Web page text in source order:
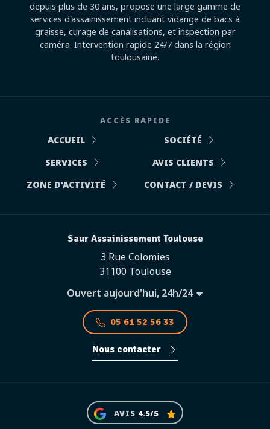
depuis plus de 30 ans, propose une large gamme de
services d'assainissement incluant vidange de bacs à
graisse, curage de canalisations, et inspection par
caméra. Intervention rapide 24/7 dans la région
toulousaine.
ACCÈS RAPIDE
ACCUEIL
SOCIÉTÉ
SERVICES
AVIS CLIENTS
ZONE D'ACTIVITÉ
CONTACT / DEVIS
Saur Assainissement Toulouse
3 Rue Colomies
31100 Toulouse
Ouvert aujourd'hui, 24h/24
05 61 52 56 33
Nous contacter
AVIS 4.5/5